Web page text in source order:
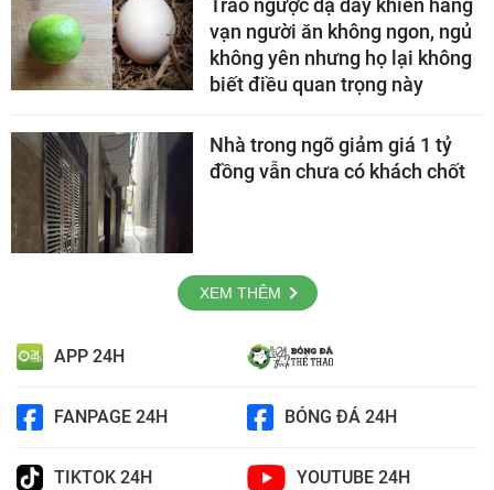
Trào ngược dạ dày khiến hàng
vạn người ăn không ngon, ngủ
không yên nhưng họ lại không
biết điều quan trọng này
Nhà trong ngõ giảm giá 1 tỷ
đồng vẫn chưa có khách chốt
XEM THÊM
APP 24H
FANPAGE 24H BÓNG ĐÁ 24H
TIKTOK 24H YOUTUBE 24H